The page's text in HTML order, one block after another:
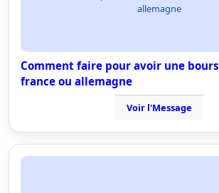
allemagne
Comment faire pour avoir une
france ou allemagne
Voir l'Message